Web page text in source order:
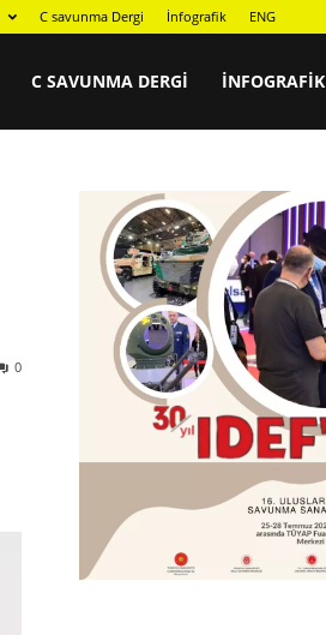
C savunma Dergi İnfografik ENG
C SAVUNMA DERGI İNFOGRAFIK
0